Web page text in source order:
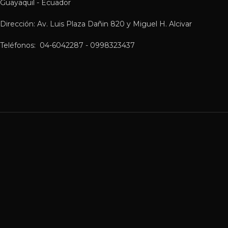
Guayaquil - Ecuador
Dirección: Av. Luis Plaza Dañin 820 y Miguel H. Alcivar
Teléfonos: 04-6042287 - 0998323437